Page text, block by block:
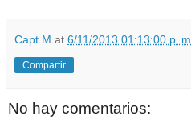
Capt M at 6/11/2013 01:13:00 p. m.
Compartir
No hay comentarios: